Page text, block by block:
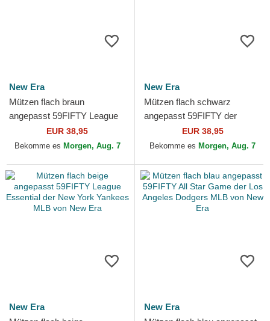
New Era
Mützen flach braun
angepasst 59FIFTY League
Essential der New York
Yankees MLB von New Era
EUR 38,95
Bekomme es Morgen, Aug. 7
New Era
Mützen flach schwarz
angepasst 59FIFTY der
Chicago White Sox MLB von
New Era
EUR 38,95
Bekomme es Morgen, Aug. 7
New Era
New Era